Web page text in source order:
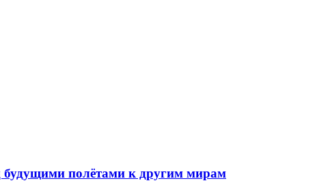
будущими полётами к другим мирам